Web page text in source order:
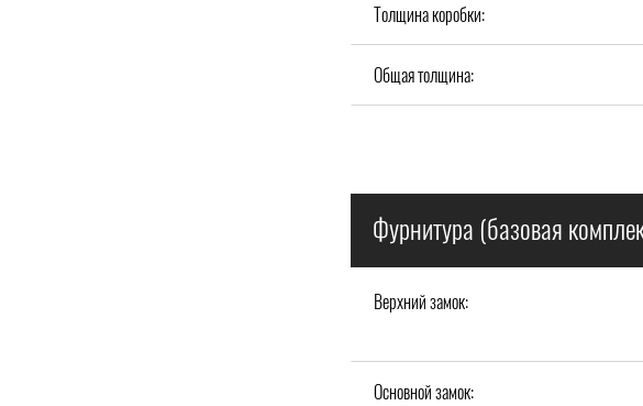
Толщина коробки:
Общая толщина:
Фурнитура (базовая
Верхний замок:
Основной замок: